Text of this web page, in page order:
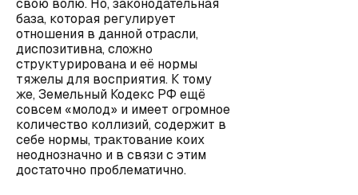
свою волю. Но, законодательная
база, которая регулирует
отношения в данной отрасли,
диспозитивна, сложно
структурирована и её нормы
тяжелы для восприятия. К тому
же,Земельный Кодекс РФ ещё
совсем «молод» и имеет огромное
количество коллизий, содержит в
себе нормы, трактование коих
неоднозначно и в связи с этим
достаточно проблематично.